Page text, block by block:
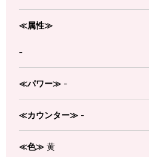
≪属性≫
-
≪パワー≫ -
≪カウンター≫ -
≪色≫ 黄